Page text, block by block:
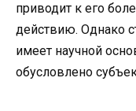
приводит к его
действию. Однако
имеет научной
обусловлено